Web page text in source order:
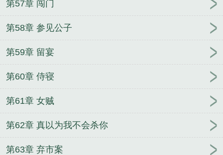
第57章 闯门
第58章 参见公子
第59章 留宴
第60章 侍寝
第61章 女贼
第62章 真以为我不会杀你
第63章 弃市案